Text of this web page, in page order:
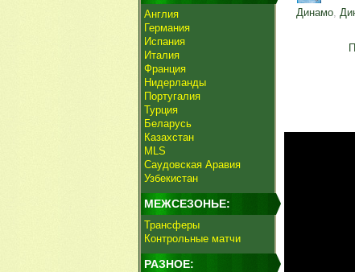
Англия
Германия
Испания
Италия
Франция
Нидерланды
Португалия
Турция
Беларусь
Казахстан
MLS
Саудовская Аравия
Узбекистан
МЕЖСЕЗОНЬЕ:
Трансферы
Контрольные матчи
РАЗНОЕ:
Динамо,